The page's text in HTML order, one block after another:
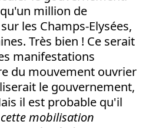
million de
les Champs-Elysées,
Très bien ! Ce serait
manifestations
du mouvement ouvrier
le gouvernement,
il est probable qu'il
mobilisation